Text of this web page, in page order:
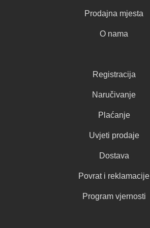
Prodajna mjesta
O nama
Registracija
Naručivanje
Plaćanje
Uvjeti prodaje
Dostava
Povrat i reklamacije
Program vjernosti